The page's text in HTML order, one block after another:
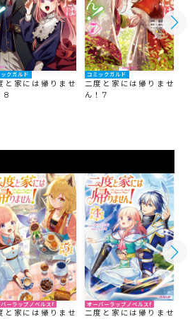
ックガルド
と家には帰りませ
8
コミックガルド
二度と家には帰りませ
ん！ 7
ーラップノベルスf
と家には帰りませ
オーバーラップノベルスf
二度と家には帰りませ